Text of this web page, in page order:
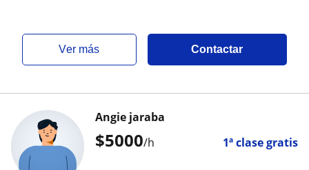
ver más Contactar
$5000/h 1ª clase gratis
Angie jaraba